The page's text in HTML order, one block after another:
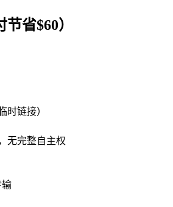
省$60）
时链接）
无完整自主权
输